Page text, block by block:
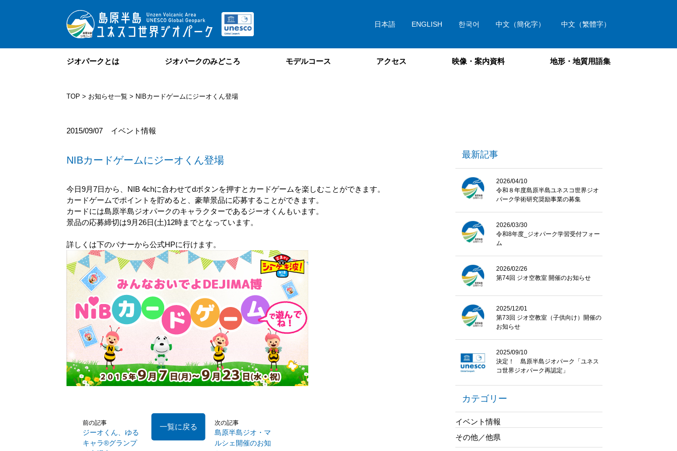
日本語 ENGLISH 한국어 中文（簡化字） 中文（繁體字）
ジオパークとは ジオパークのみどころ モデルコース アクセス 映像・案内資料 地形・地質用語集
TOP > お知らせ一覧 > NIBカードゲームにジーオくん登場
2015/09/07 イベント情報
NIBカードゲームにジーオくん登場
今日9月7日から、NIB 4chに合わせてdボタンを押すとカードゲームを楽しむことができます。
カードゲームでポイントを貯めると、豪華景品に応募することができます。
カードには島原半島ジオパークのキャラクターであるジーオくんもいます。
景品の応募締切は9月26日(土)12時までとなっています。
詳しくは下のバナーから公式HPに行けます。
前の記事
ジーオくん、ゆる
キャラ®グランプ
次の記事
島原半島ジオ・マ
ルシェ開催のお知
一覧に戻る
最新記事
2026/04/10
令和８年度島原半島ユネスコ世界ジオ
パーク学術研究奨励事業の募集
2026/03/30
令和8年度_ジオパーク学習受付フォー
ム
2026/02/26
第74回 ジオ空教室 開催のお知らせ
2025/12/01
第73回 ジオ空教室（子供向け）開催の
お知らせ
2025/09/10
決定！ 島原半島ジオパーク「ユネス
コ世界ジオパーク再認定」
カテゴリー
イベント情報
その他／他県